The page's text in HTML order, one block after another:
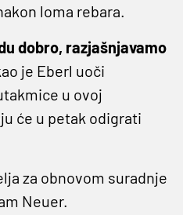
loma rebara.
dobro, razjašnjavamo
je Eberl uoči
u ovoj
će u petak odigrati
za obnovom suradnje
Neuer.